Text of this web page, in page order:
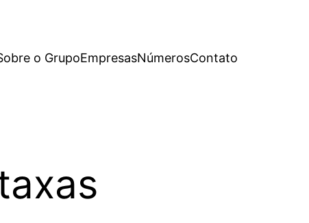
o GrupoEmpresasNúmerosContato